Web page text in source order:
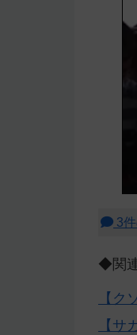
3
◆関
【
【サ